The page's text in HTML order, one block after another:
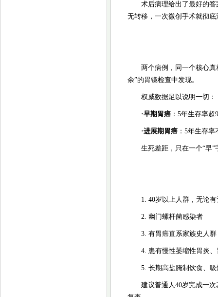
术后病理给出了最好的
无转移，一次微创手术就彻
两个病例，同一个核心
余”的胃镜检查中发现。
权威数据足以说明一切：
·早期胃癌 ：5年生存率
·进展期胃癌 ：5年生存率
生死差距，只在一个“早
1. 40岁以上人群，无论
2. 幽门螺杆菌感染者
3. 有胃癌直系家族史人群
4. 患有慢性萎缩性胃炎
5. 长期高盐腌制饮食、
建议普通人40岁完成一